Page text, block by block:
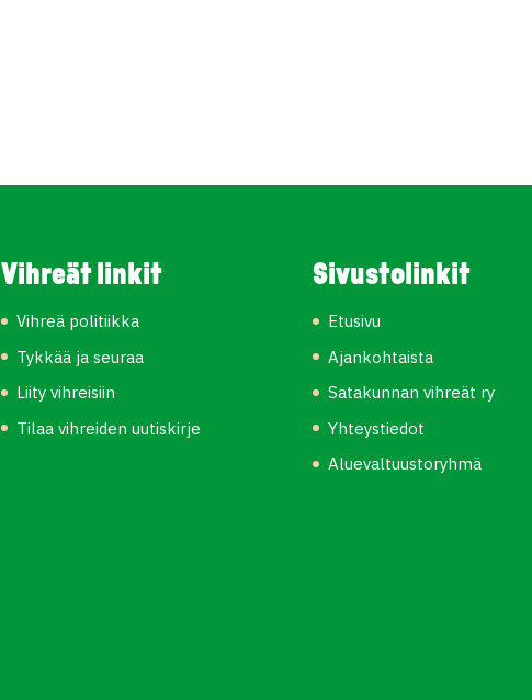
Vihreät linkit
Vihreä politiikka
Tykkää ja seuraa
Liity vihreisiin
Tilaa vihreiden uutiskirje
Sivustolinkit
Etusivu
Ajankohtaista
Satakunnan vihreät ry
Yhteystiedot
Aluevaltuustoryhmä